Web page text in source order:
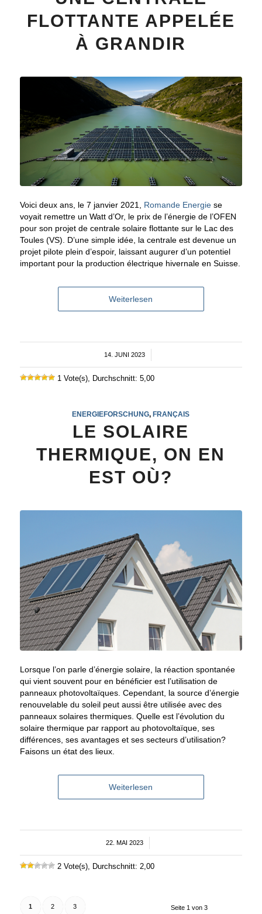
FLOTTANTE APPELÉE
À GRANDIR
Voici deux ans, le 7 janvier 2021, Romande Energiese
voyait remettre un Watt d’Or, le prix de l’énergie de l’OFEN
pour son projet de centrale solaire flottante sur le Lac des
Toules (VS). D’une simple idée, la centrale est devenue un
projet pilote plein d’espoir, laissant augurer d’un potentiel
important pour la production électrique hivernale en Suisse.
Weiterlesen
14. JUNI 2023
/
1 Vote(s), Durchschnitt: 5,00
ENERGIEFORSCHUNG,FRANÇAIS
LE SOLAIRE
THERMIQUE, ON EN
EST OÙ?
Lorsque l’on parle d’énergie solaire, la réaction spontanée
qui vient souvent pour en bénéficier est l’utilisation de
panneaux photovoltaïques. Cependant, la source d’énergie
renouvelable du soleil peut aussi être utilisée avec des
panneaux solaires thermiques. Quelle est l’évolution du
solaire thermique par rapport au photovoltaïque, ses
différences, ses avantages et ses secteurs d’utilisation?
Faisons un état des lieux.
Weiterlesen
22. MAI 2023
/
2 Vote(s), Durchschnitt: 2,00
Seite 1 von 3
1 2 3